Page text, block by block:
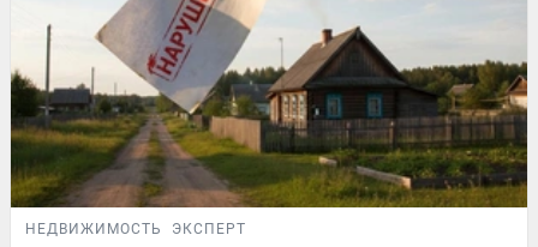
НЕДВИЖИМОСТЬ ЭКСПЕРТ